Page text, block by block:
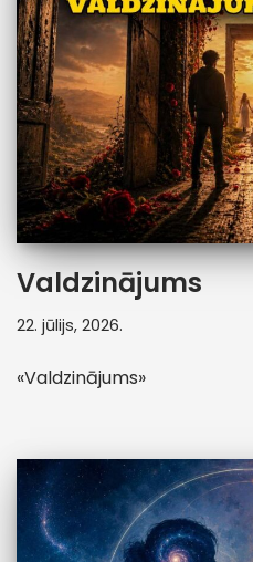
Valdzinājums
22. jūlijs, 2026.
«Valdzinājums»